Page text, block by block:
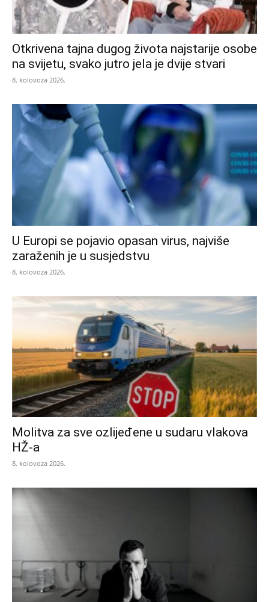
Otkrivena tajna dugog života najstarije osobe
na svijetu, svako jutro jela je dvije stvari
8. kolovoza 2026.
U Europi se pojavio opasan virus, najviše
zaraženih je u susjedstvu
8. kolovoza 2026.
Molitva za sve ozlijeđene u sudaru vlakova
HŽ-a
8. kolovoza 2026.